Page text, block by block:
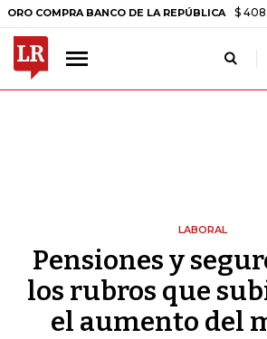
BANCO DE LA REPÚBLICA $ 408.498,97
LABORAL
Pensiones y
los rubros que
el aumento del